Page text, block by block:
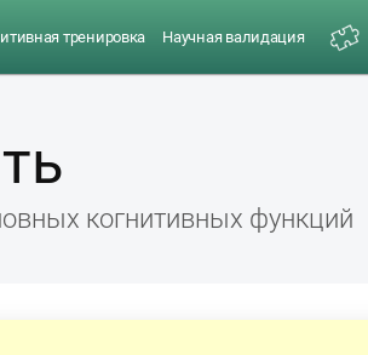
тренировка Научная валидация
когнитивных функций